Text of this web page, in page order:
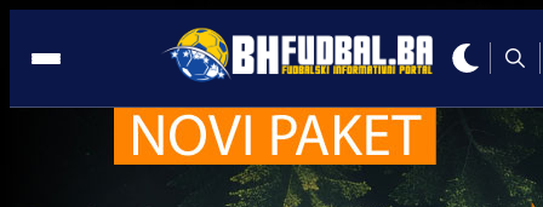
Futsal BiH
Trenutno nema novosti za navedeni tag.